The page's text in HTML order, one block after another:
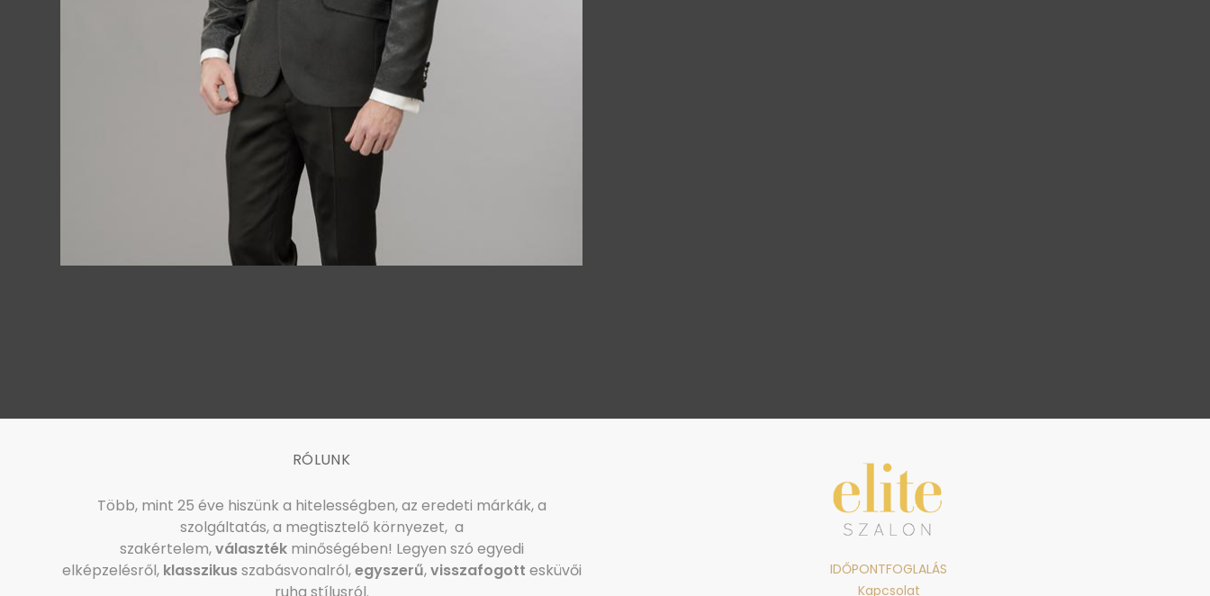
RÓLUNK
Több, mint 25 éve hiszünk a hitelességben, az eredeti márkák, a
szolgáltatás, a megtisztelő környezet, a
szakértelem,választék minőségében! Legyen szó egyedi
elképzelésről, klasszikusszabásvonalról,egyszerű,visszafogott esküvői
ruha stílusról.
IDŐPONTFOGLALÁS
Kapcsolat